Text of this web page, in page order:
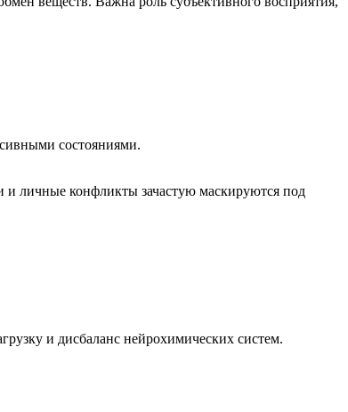
состояниями.
и личные конфликты зачастую маскируются под
и дисбаланс нейрохимических систем.